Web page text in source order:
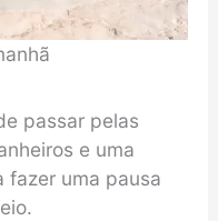
passar pelas
e uma
fazer uma pausa